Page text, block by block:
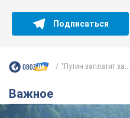
Подписаться
"Путин заплатит за...
Важное